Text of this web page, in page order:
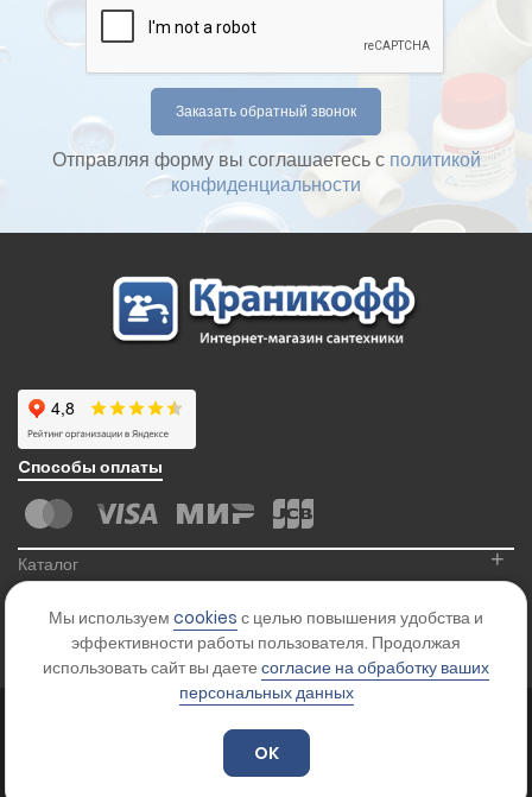
Отправляя форму вы соглашаетесь с политикой
конфиденциальности
Cпособы оплаты
Каталог +
Контакты
. Все права защищены.
Цены на сайте указаны для ознакомления и не являются офертой.
Мы используем cookies с целью повышения удобства и
эффективности работы пользователя. Продолжая
использовать сайт вы даете согласие на обработку ваших
персональных данных
OK